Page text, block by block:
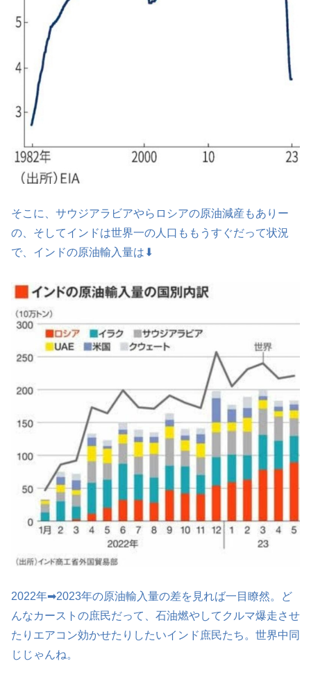
そこに、サウジアラビアやらロシアの原油減産もありー
の、そしてインドは世界一の人口ももうすぐだって状況
で、インドの原油輸入量は⬇
2022年➡2023年の原油輸入量の差を見れば一目瞭然。ど
んなカーストの庶民だって、石油燃やしてクルマ爆走させ
たりエアコン効かせたりしたいインド庶民たち。世界中同
じじゃんね。